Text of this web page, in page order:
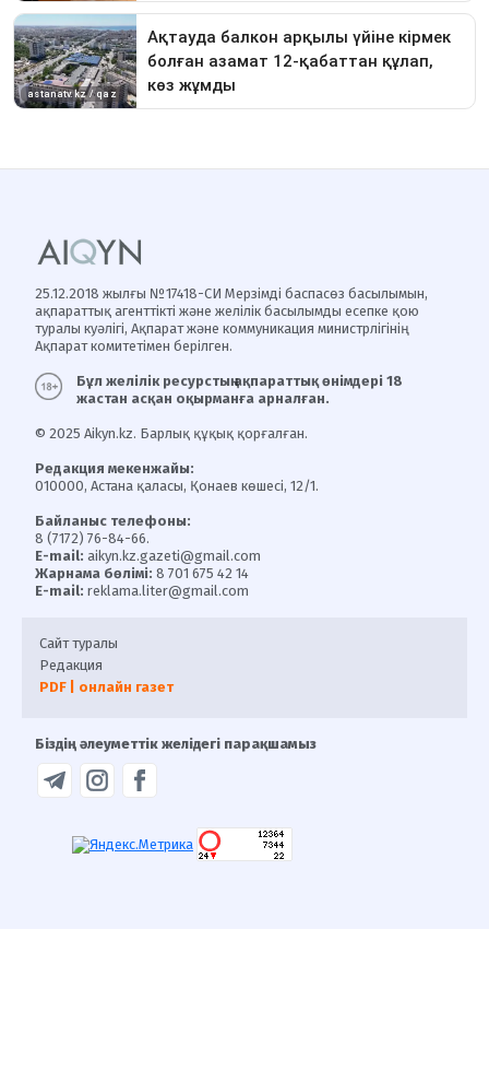
25.12.2018 жылғы №17418-СИ Мерзімді баспасөз басылымын,
ақпараттық агенттікті және желілік басылымды есепке қою
туралы куәлігі, Ақпарат және коммуникация министрлігінің
Ақпарат комитетімен берілген.
Бұл желілік ресурстың ақпараттық өнімдері 18
жастан асқан оқырманға арналған.
© 2025 Aikyn.kz. Барлық құқық қорғалған.
Редакция мекенжайы:
010000, Астана қаласы, Қонаев көшесі, 12/1.
Байланыс телефоны:
8 (7172) 76-84-66.
E-mail: aikyn.kz.gazeti@gmail.com
Жарнама бөлімі: 8 701 675 42 14
E-mail: reklama.liter@gmail.com
Сайт туралы
Редакция
PDF | онлайн газет
Біздің әлеуметтік желідегі парақшамыз